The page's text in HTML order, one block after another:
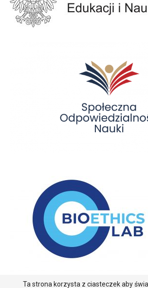
Ta strona korzysta z ciasteczek aby